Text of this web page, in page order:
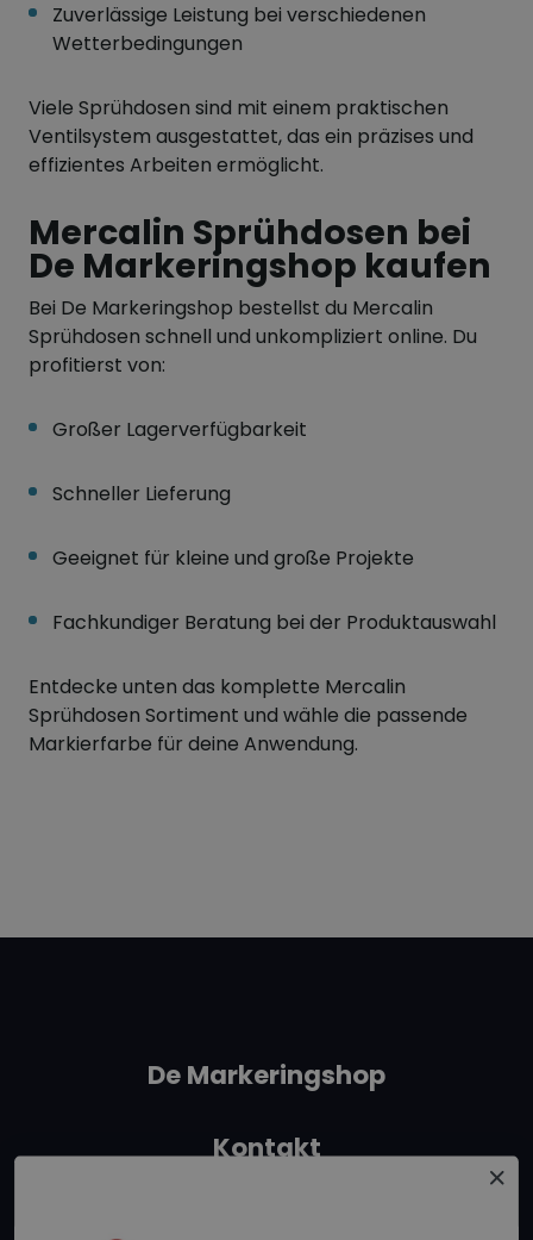
Zuverlässige Leistung bei verschiedenen
Wetterbedingungen
Viele Sprühdosen sind mit einem praktischen
Ventilsystem ausgestattet, das ein präzises und
effizientes Arbeiten ermöglicht.
Mercalin Sprühdosen bei
De Markeringshop kaufen
Bei De Markeringshop bestellst du Mercalin
Sprühdosen schnell und unkompliziert online. Du
profitierst von:
Großer Lagerverfügbarkeit
Schneller Lieferung
Geeignet für kleine und große Projekte
Fachkundiger Beratung bei der Produktauswahl
Entdecke unten das komplette Mercalin
Sprühdosen Sortiment und wähle die passende
Markierfarbe für deine Anwendung.
De Markeringshop
Kontakt